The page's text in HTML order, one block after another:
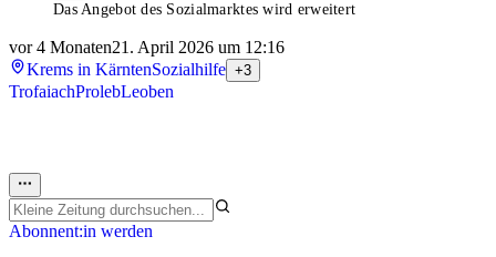
Das Angebot des Sozialmarktes wird erweitert
vor 4 Monaten21. April 2026 um 12:16
Krems in KärntenSozialhilfe +3
TrofaiachProlebLeoben
Abonnent:in werden